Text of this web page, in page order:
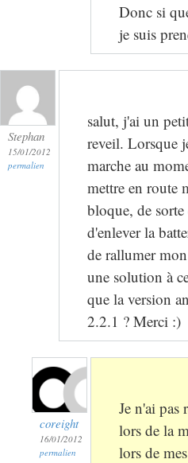
Donc si
je suis
Stephan
15/01/2012
permalien
salut, j'ai un
reveil. Lorsque
marche au
mettre en route
bloque, de
d'enlever la
de rallumer
une solution à
que la version
2.2.1 ? Merci :)
coreight
16/01/2012
permalien
Je n'ai pas
lors de la
lors de